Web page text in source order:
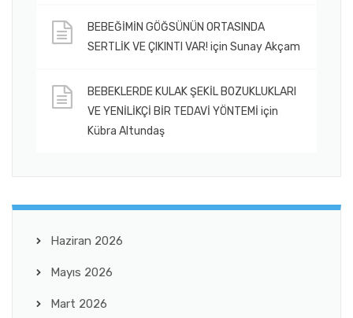
BEBEĞİMİN GÖĞSÜNÜN ORTASINDA
SERTLİK VE ÇIKINTI VAR! için Sunay Akçam
BEBEKLERDE KULAK ŞEKİL BOZUKLUKLARI
VE YENİLİKÇİ BİR TEDAVİ YÖNTEMİ için
Kübra Altundaş
Haziran 2026
Mayıs 2026
Mart 2026